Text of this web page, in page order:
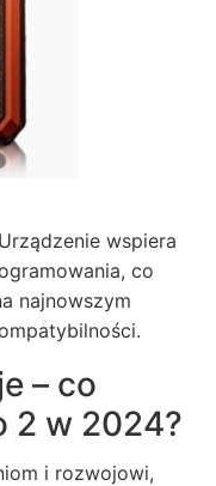
Urządzenie wspiera
co
najnowszym
– co
2 w 2024?
i rozwojowi,